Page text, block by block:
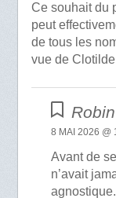
Ce souhait du
peut
de tous les
vue de
8 MAI 2026 @
Avant de
n’avait